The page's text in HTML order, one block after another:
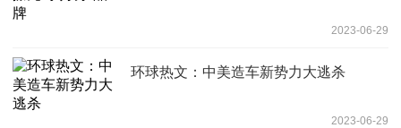
2023-06-29
环球热文：中美造车新势力大逃杀
2023-06-29